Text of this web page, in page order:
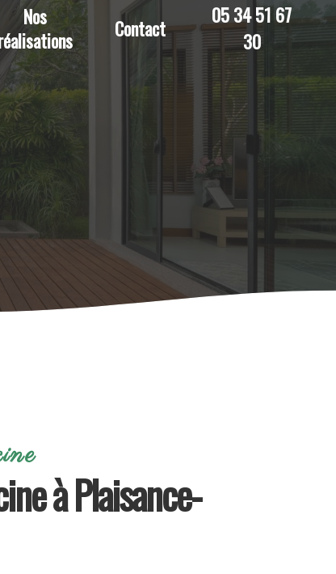
Nos
Contact
05 34 51 67
30
à Plaisance-